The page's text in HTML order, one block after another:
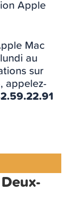
Apple
Mac
au
sur
appelez-